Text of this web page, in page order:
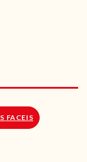
FACEIS